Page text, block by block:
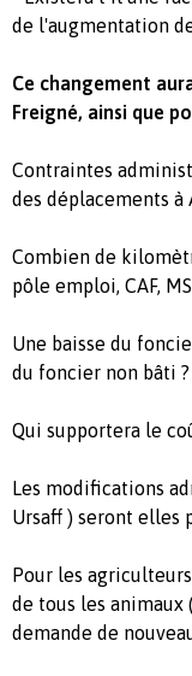
de l'augmentation
Ce changement
Freigné, ainsi que
Contraintes
des déplacements à
Combien de
pôle emploi, CAF,
Une baisse du
du foncier non bâti ?
Qui supportera le
Les modifications
Ursaff ) seront elles
Pour les
de tous les animaux
demande de